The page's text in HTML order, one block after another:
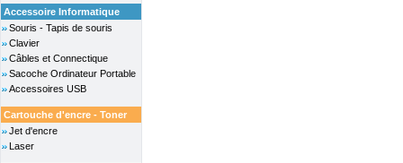
Accessoire Informatique
Souris - Tapis de souris
Clavier
Câbles et Connectique
Sacoche Ordinateur Portable
Accessoires USB
Cartouche d'encre - Toner
Jet d'encre
Laser